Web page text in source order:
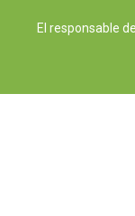
El responsable